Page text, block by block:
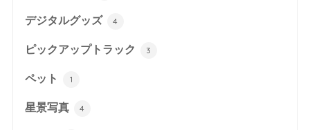
デジタルグッズ 4
ピックアップトラック 3
ペット 1
星景写真 4